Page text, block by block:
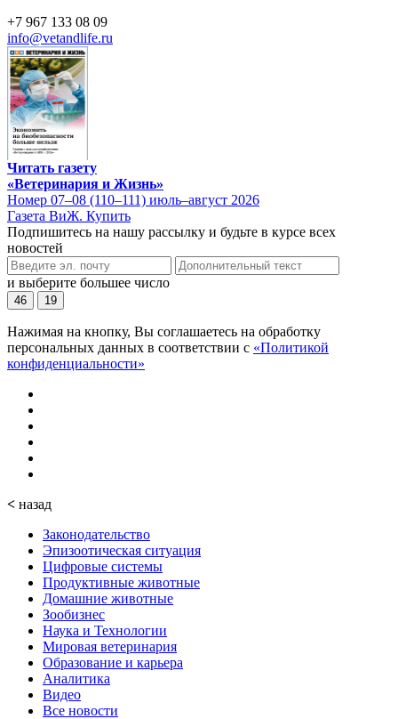
+7 967 133 08 09
info@vetandlife.ru
Читать газету
«Ветеринария и Жизнь»
Номер 07–08 (110–111) июль–август 2026
Газета ВиЖ. Купить
Подпишитесь на нашу рассылку и будьте в курсе всех
новостей
и выберите большее число
46 19
Нажимая на кнопку, Вы соглашаетесь на обработку
персональных данных в соответствии с «Политикой
конфиденциальности»
< назад
Законодательство
Эпизоотическая ситуация
Цифровые системы
Продуктивные животные
Домашние животные
Зообизнес
Наука и Технологии
Мировая ветеринария
Образование и карьера
Аналитика
Видео
Все новости